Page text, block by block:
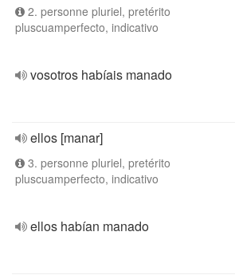
2. personne pluriel, pretérito
pluscuamperfecto, indicativo
vosotros habíais manado
ellos [manar]
3. personne pluriel, pretérito
pluscuamperfecto, indicativo
ellos habían manado